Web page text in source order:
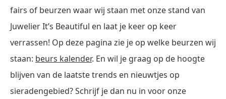
fairs of beurzen waar wij staan met onze stand van
Juwelier It’s Beautiful en laat je keer op keer
verrassen! Op deze pagina zie je op welke beurzen wij
staan: beurs kalender. En wil je graag op de hoogte
blijven van de laatste trends en nieuwtjes op
sieradengebied? Schrijf je dan nu in voor onze